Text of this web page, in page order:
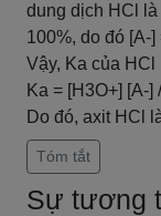
dung dịch HCl
100%, do đó [A-]
Vậy, Ka của HCl
Ka = [H3O+] [A-]
Do đó, axit HCl
Tóm tắt
Sự tương